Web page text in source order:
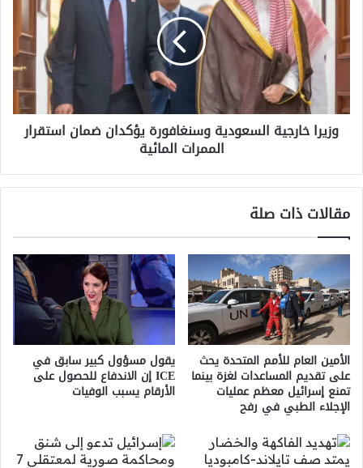
السعودية
وسنغافورة
يؤكدان
ضمان
استقرار
الممرات
المائية
وزيرا خارجية السعودية وسنغافورة يؤكدان ضمان استقرار
الممرات المائية
مقالات ذات صلة
الأمين العام للأمم المتحدة يحث
على تقديم المساعدات لغزة بينما
تمنع إسرائيل معظم عمليات
الإجلاء الطبي في رفح
يقول مسؤول كبير سابق في
ICE إن الاندفاع للحصول على
الأرقام يسبب الوفيات